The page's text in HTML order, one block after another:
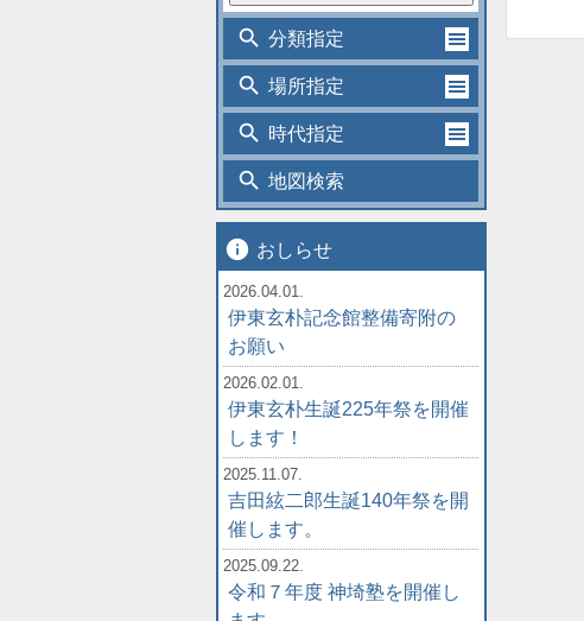
search 分類指定
search 場所指定
search 時代指定
search 地図検索
info おしらせ
2026.04.01.
伊東玄朴記念館整備寄附の
お願い
2026.02.01.
伊東玄朴生誕225年祭を開催
します！
2025.11.07.
吉田絃二郎生誕140年祭を開
催します。
2025.09.22.
令和７年度 神埼塾を開催し